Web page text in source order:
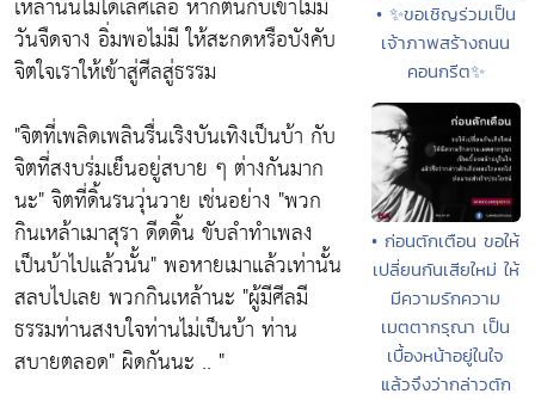
วันจืดจาง อิ่มพอไม่มี ให้สะกดหรือบังคับ
จิตใจเราให้เข้าสู่ศีลสู่ธรรม
"จิตที่เพลิดเพลินรื่นเริงบันเทิงเป็นบ้า กับ
จิตที่สงบร่มเย็นอยู่สบาย ๆ ต่างกันมาก
นะ"จิตที่ดิ้นรนวุ่นวาย เช่นอย่าง "พวก
กินเหล้าเมาสุรา ดีดดิ้น ขับลำทำเพลง
เป็นบ้าไปแล้วนั้น"พอหายเมาแล้วเท่านั้น
สลบไปเลย พวกกินเหล้านะ "ผู้มีศีลมี
ธรรมท่านสงบใจท่านไม่เป็นบ้า ท่าน
สบายตลอด" ผิดกันนะ .. "
• ✨ขอเชิญร่วมเป็น
เจ้าภาพสร้างถนน
คอนกรีต✨
• ก่อนตักเตือน ขอให้
เปลี่ยนกันเสียใหม่ ให้
มีความรักความ
เมตตากรุณา เป็น
เบื้องหน้าอยู่ในใจ
แล้วจึงว่ากล่าวตัก